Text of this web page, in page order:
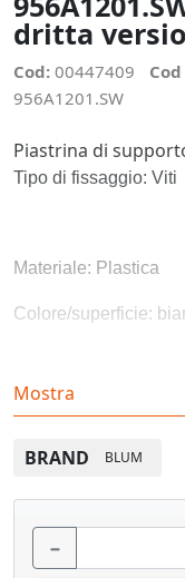
dritta
Cod: 00447409
956A1201.SW
Piastrina di
Tipo di fissaggio: Viti
Materiale: Plastica
Colore/superficie:
Mostra
BRAND BLUM
−